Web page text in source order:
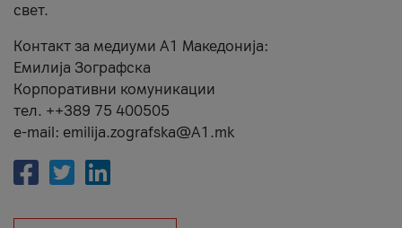
свет.
Контакт за медиуми А1 Македонија:
Емилија Зографска
Корпоративни комуникации
тел. ++389 75 400505
e-mail: emilija.zografska@A1.mk